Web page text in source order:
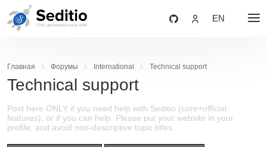
EN
Главная Форумы International Technical support
Technical support
Post here ONLY if you need help with Seditio (core+official
features), or if you can help. Please put your website in your
profile, and avoid non-descriptive topic titles.